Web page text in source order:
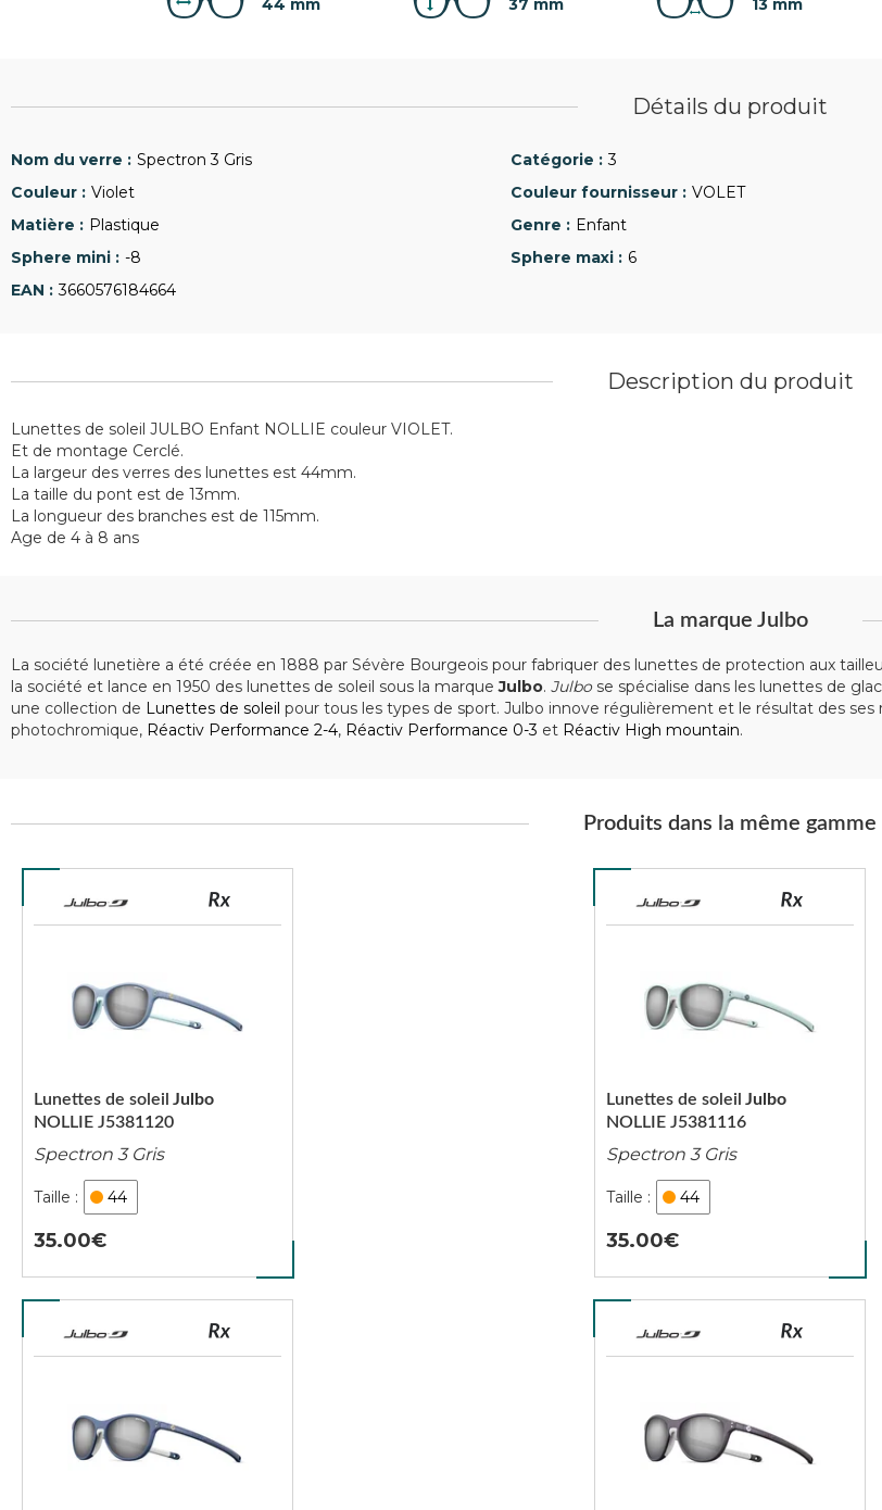
44 mm 37 mm 13 mm
Détails du produit
Spectron 3 Gris
3
Violet
VOLET
Plastique
Enfant
-8
6
3660576184664
Description du produit
Lunettes de soleil JULBO Enfant NOLLIE couleur VIOLET.
Et de montage Cerclé.
La largeur des verres des lunettes est 44mm.
La taille du pont est de 13mm.
La longueur des branches est de 115mm.
Age de 4 à 8 ans
La marque Julbo
La société lunetière a été créée en 1888 par Sévère Bourgeois pour fabriquer des lunettes de protection aux
la société et lance en 1950 des lunettes de soleil sous la marqueJulbo. Julbose spécialise dans les lunettes de
une collection de Lunettes de soleil pour tous les types de sport. Julbo innove régulièrement et le résultat des
photochromique, Réactiv Performance 2-4, Réactiv Performance 0-3 et Réactiv High mountain.
Produits dans la même gamme
NOLLIE J5381120
Lunettes de soleil Julbo
Spectron 3 Gris
44
35.00
NOLLIE J5381116
Lunettes de soleil Julbo
Spectron 3 Gris
44
35.00